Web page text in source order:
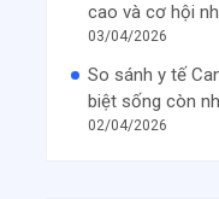
cao và cơ hội
03/04/2026
So sánh y tế
biệt sống còn
02/04/2026